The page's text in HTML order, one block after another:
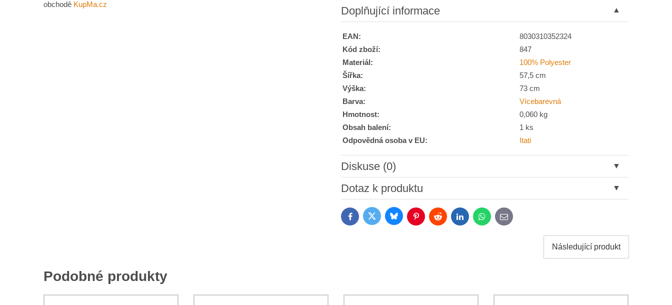
obchodě KupMa.cz Doplňující informace
EAN:
8030310352324
Kód zboží:
847
Materiál:
100% Polyester
Šířka:
57,5 cm
Výška:
73 cm
Barva:
Vícebarevná
Hmotnost:
0,060 kg
Obsah balení:
1 ks
Odpovědná osoba v EU:
Itati
Diskuse (0)
Nový komentář
jsem se s podmínkamiOchrany osobních údajůspolečnosti Bomba s.r.o.*
Dotaz k produktu
FacebookTwitter BlueskyPinterestReddit LinkedInWhatsApp
E-
mail
Následující produkt
Podobné produkty